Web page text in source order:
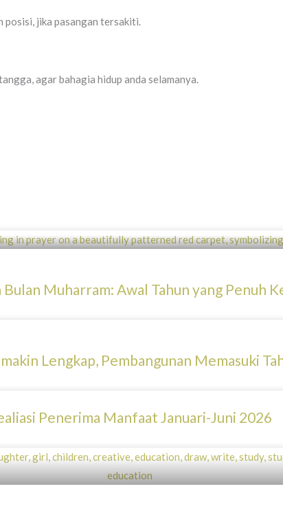
posisi, jika pasangan tersakiti.
agar bahagia hidup anda selamanya.
Muharram: Awal Tahun yang Penuh
Lengkap, Pembangunan Memasuki
Penerima Manfaat Januari-Juni 2026